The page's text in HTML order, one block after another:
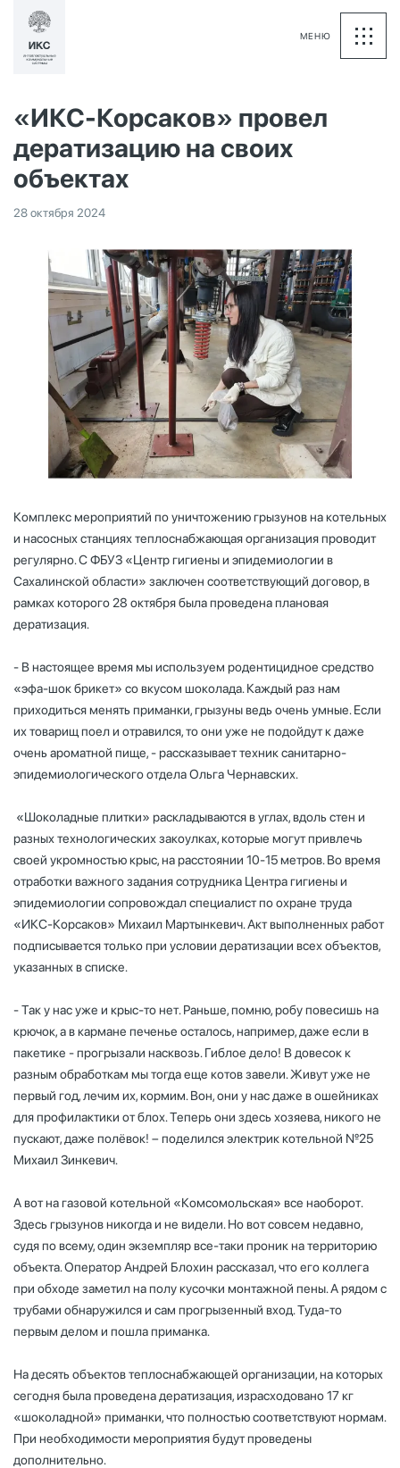
МЕНЮ
«ИКС-Корсаков» провел
дератизацию на своих
объектах
28 октября 2024
Комплекс мероприятий по уничтожению грызунов на котельных
и насосных станциях теплоснабжающая организация проводит
регулярно. С ФБУЗ «Центр гигиены и эпидемиологии в
Сахалинской области» заключен соответствующий договор, в
рамках которого 28 октября была проведена плановая
дератизация.
- В настоящее время мы используем родентицидное средство
«эфа-шок брикет» со вкусом шоколада. Каждый раз нам
приходиться менять приманки, грызуны ведь очень умные. Если
их товарищ поел и отравился, то они уже не подойдут к даже
очень ароматной пище, - рассказывает техник санитарно-
эпидемиологического отдела Ольга Чернавских.
«Шоколадные плитки» раскладываются в углах, вдоль стен и
разных технологических закоулках, которые могут привлечь
своей укромностью крыс, на расстоянии 10-15 метров. Во время
отработки важного задания сотрудника Центра гигиены и
эпидемиологии сопровождал специалист по охране труда
«ИКС-Корсаков» Михаил Мартынкевич. Акт выполненных работ
подписывается только при условии дератизации всех объектов,
указанных в списке.
- Так у нас уже и крыс-то нет. Раньше, помню, робу повесишь на
крючок, а в кармане печенье осталось, например, даже если в
пакетике - прогрызали насквозь. Гиблое дело! В довесок к
разным обработкам мы тогда еще котов завели. Живут уже не
первый год, лечим их, кормим. Вон, они у нас даже в ошейниках
для профилактики от блох. Теперь они здесь хозяева, никого не
пускают, даже полёвок! – поделился электрик котельной №25
Михаил Зинкевич.
А вот на газовой котельной «Комсомольская» все наоборот.
Здесь грызунов никогда и не видели. Но вот совсем недавно,
судя по всему, один экземпляр все-таки проник на территорию
объекта. Оператор Андрей Блохин рассказал, что его коллега
при обходе заметил на полу кусочки монтажной пены. А рядом с
трубами обнаружился и сам прогрызенный вход. Туда-то
первым делом и пошла приманка.
На десять объектов теплоснабжающей организации, на которых
сегодня была проведена дератизация, израсходовано 17 кг
«шоколадной» приманки, что полностью соответствуют нормам.
При необходимости мероприятия будут проведены
дополнительно.